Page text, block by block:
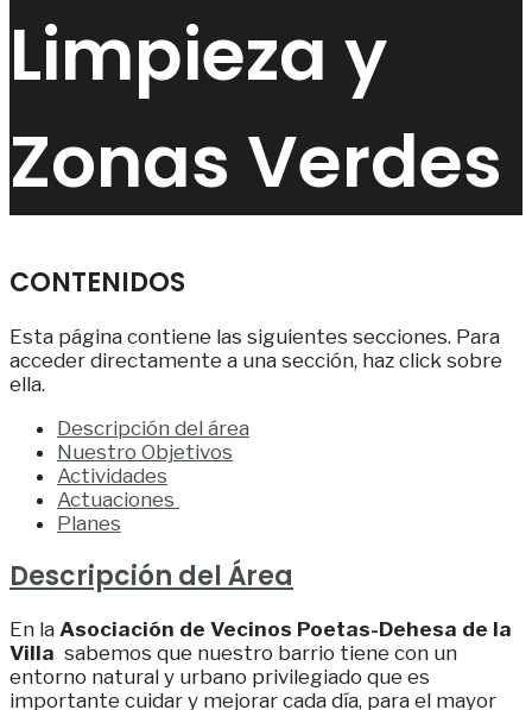
Limpieza y
Zonas Verdes
CONTENIDOS
Esta página contiene las siguientes secciones. Para
acceder directamente a una sección, haz click sobre
ella.
Descripción del área
Nuestro Objetivos
Actividades
Actuaciones
Planes
Descripción del Área
En la Asociación de Vecinos Poetas-Dehesa de la
Villa sabemos que nuestro barrio tiene con un
entorno natural y urbano privilegiado que es
importante cuidar y mejorar cada día, para el mayor